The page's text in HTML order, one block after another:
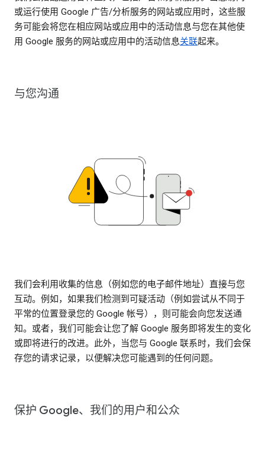
或运行使用 Google 广告/分析服务的网站或应用时，这些服
务可能会将您在相应网站或应用中的活动信息与您在其他使
用 Google 服务的网站或应用中的活动信息关联起来。
与您沟通
我们会利用收集的信息（例如您的电子邮件地址）直接与您
互动。例如，如果我们检测到可疑活动（例如尝试从不同于
平常的位置登录您的 Google 帐号），则可能会向您发送通
知。或者，我们可能会让您了解 Google 服务即将发生的变化
或即将进行的改进。此外，当您与 Google 联系时，我们会保
存您的请求记录，以便解决您可能遇到的任何问题。
保护 Google、我们的用户和公众